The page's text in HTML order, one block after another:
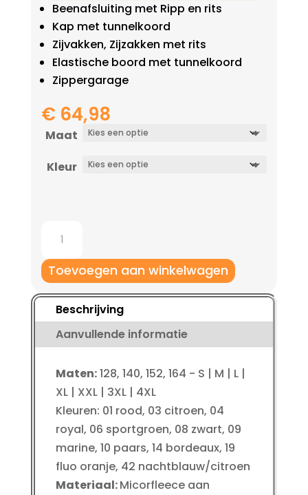
Beenafsluiting met Ripp en rits
Kap met tunnelkoord
Zijvakken, Zijzakken met rits
Elastische boord met tunnelkoord
Zippergarage
€ 64,98
Maat
Kleur
Polyesterpak
met
kap
Classico
kinderen
aantal
Toevoegen aan winkelwagen
Beschrijving
Aanvullende informatie
Maten:128, 140, 152, 164 - S | M | L |
XL | XXL | 3XL | 4XL
Kleuren: 01 rood, 03 citroen, 04
royal, 06 sportgroen, 08 zwart, 09
marine, 10 paars, 14 bordeaux, 19
fluo oranje, 42 nachtblauw/citroen
Materiaal:Micorfleece aan